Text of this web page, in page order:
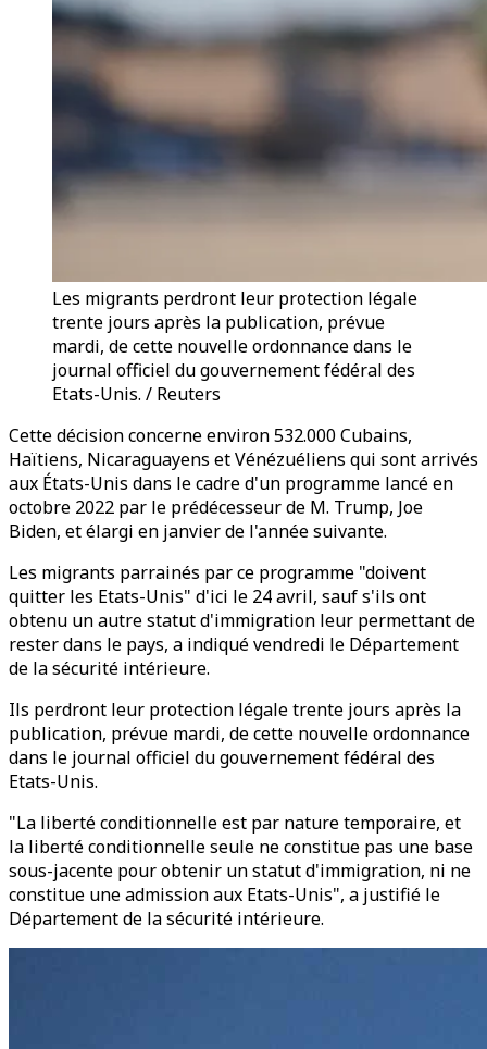
Les migrants perdront leur protection légale
trente jours après la publication, prévue
mardi, de cette nouvelle ordonnance dans le
journal officiel du gouvernement fédéral des
Etats-Unis. / Reuters
Cette décision concerne environ 532.000 Cubains,
Haïtiens, Nicaraguayens et Vénézuéliens qui sont arrivés
aux États-Unis dans le cadre d'un programme lancé en
octobre 2022 par le prédécesseur de M. Trump, Joe
Biden, et élargi en janvier de l'année suivante.
Les migrants parrainés par ce programme "doivent
quitter les Etats-Unis" d'ici le 24 avril, sauf s'ils ont
obtenu un autre statut d'immigration leur permettant de
rester dans le pays, a indiqué vendredi le Département
de la sécurité intérieure.
Ils perdront leur protection légale trente jours après la
publication, prévue mardi, de cette nouvelle ordonnance
dans le journal officiel du gouvernement fédéral des
Etats-Unis.
"La liberté conditionnelle est par nature temporaire, et
la liberté conditionnelle seule ne constitue pas une base
sous-jacente pour obtenir un statut d'immigration, ni ne
constitue une admission aux Etats-Unis", a justifié le
Département de la sécurité intérieure.